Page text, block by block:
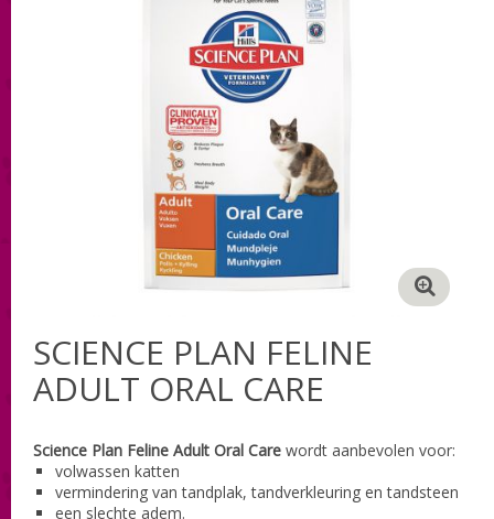
SCIENCE PLAN FELINE
ADULT ORAL CARE
Science Plan Feline Adult Oral Care wordt aanbevolen voor:
volwassen katten
vermindering van tandplak, tandverkleuring en tandsteen
een slechte adem.